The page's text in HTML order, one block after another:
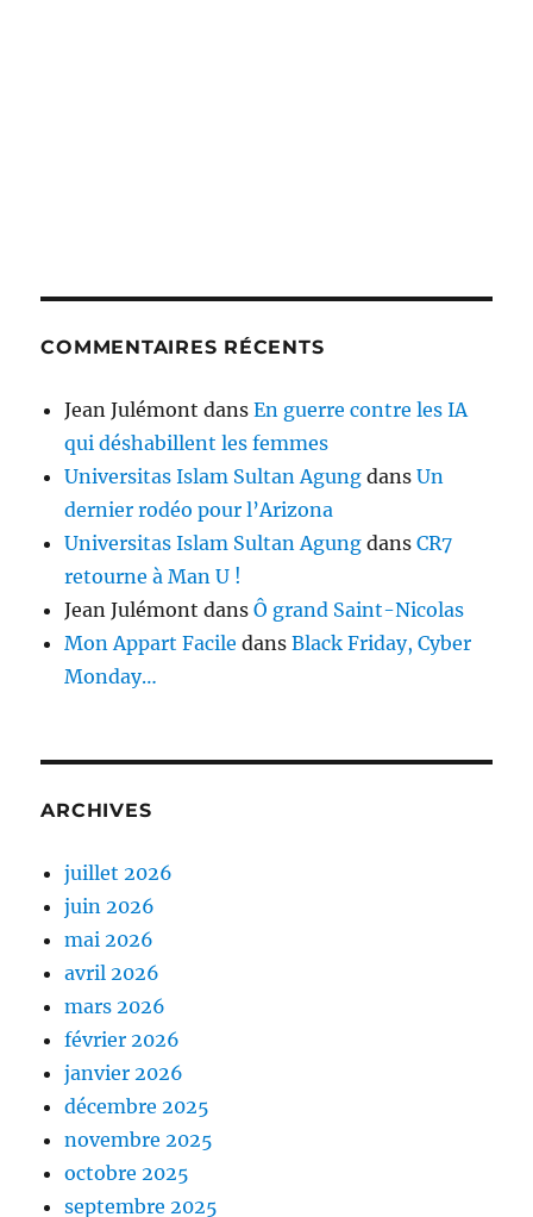
COMMENTAIRES RÉCENTS
Jean Julémont dansEn guerre contre les IA
qui déshabillent les femmes
Universitas Islam Sultan Agung dansUn
dernier rodéo pour l’Arizona
Universitas Islam Sultan Agung dansCR7
retourne à Man U !
Jean Julémont dansÔ grand Saint-Nicolas
Mon Appart Facile dansBlack Friday, Cyber
Monday…
ARCHIVES
juillet 2026
juin 2026
mai 2026
avril 2026
mars 2026
février 2026
janvier 2026
décembre 2025
novembre 2025
octobre 2025
septembre 2025